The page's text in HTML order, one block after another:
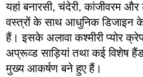
यहां बनारसी, चंदेरी, कांजीवरम
वस्त्रों के साथ आधुनिक डिजाइन
हैं। इसके अलावा कश्मीरी प्योर
अप्रूव्ड साड़ियां तथा कई विशेष
मुख्य आकर्षण बने हुए हैं।